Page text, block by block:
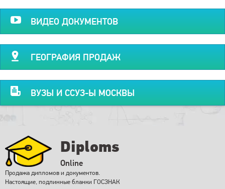
ВИДЕО ДОКУМЕНТОВ
ГЕОГРАФИЯ ПРОДАЖ
ВУЗЫ И ССУЗ-Ы МОСКВЫ
Diploms
Online
Продажа дипломов и документов.
Настоящие, подлинные бланки ГОСЗНАК